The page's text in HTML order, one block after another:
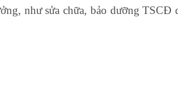
như sửa chữa, bảo dưỡng TSCĐ